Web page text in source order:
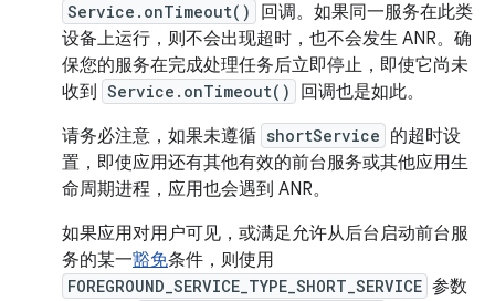
Service.onTimeout()
回调。如果同一服务在此类
设备上运行，则不会出现超时，也不会发生 ANR。确
保您的服务在完成处理任务后立即停止，即使它尚未
收到 Service.onTimeout()
回调也是如此。
请务必注意，如果未遵循 shortService 的超时设
置，即使应用还有其他有效的前台服务或其他应用生
命周期进程，应用也会遇到 ANR。
如果应用对用户可见，或满足允许从后台启动前台服
务的某一豁免条件，则使用
FOREGROUND_SERVICE_TYPE_SHORT_SERVICE 参数